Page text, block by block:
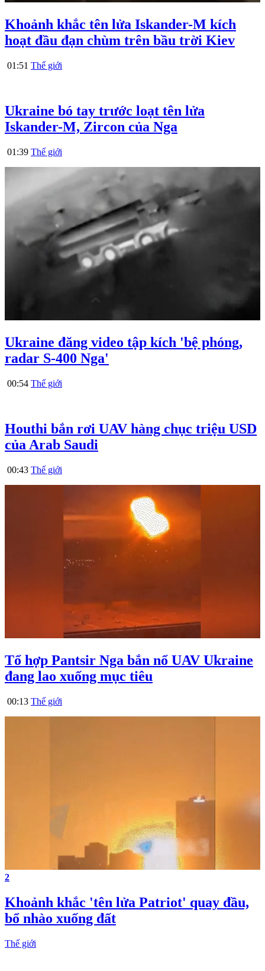
Khoảnh khắc tên lửa Iskander-M kích
hoạt đầu đạn chùm trên bầu trời Kiev
01:51 Thế giới
Ukraine bó tay trước loạt tên lửa
Iskander-M, Zircon của Nga
01:39 Thế giới
Ukraine đăng video tập kích 'bệ phóng,
radar S-400 Nga'
00:54 Thế giới
Houthi bắn rơi UAV hàng chục triệu USD
của Arab Saudi
00:43 Thế giới
Tổ hợp Pantsir Nga bắn nổ UAV Ukraine
đang lao xuống mục tiêu
00:13 Thế giới
2
Khoảnh khắc 'tên lửa Patriot' quay đầu,
bổ nhào xuống đất
Thế giới